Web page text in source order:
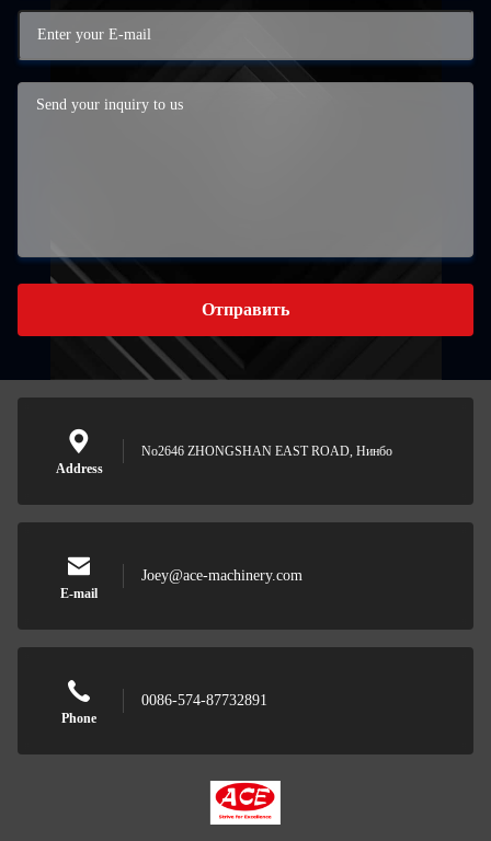
Отправить
Address
No2646 ZHONGSHAN EAST ROAD, Нинбо
E-mail
Joey@ace-machinery.com
Phone
0086-574-87732891